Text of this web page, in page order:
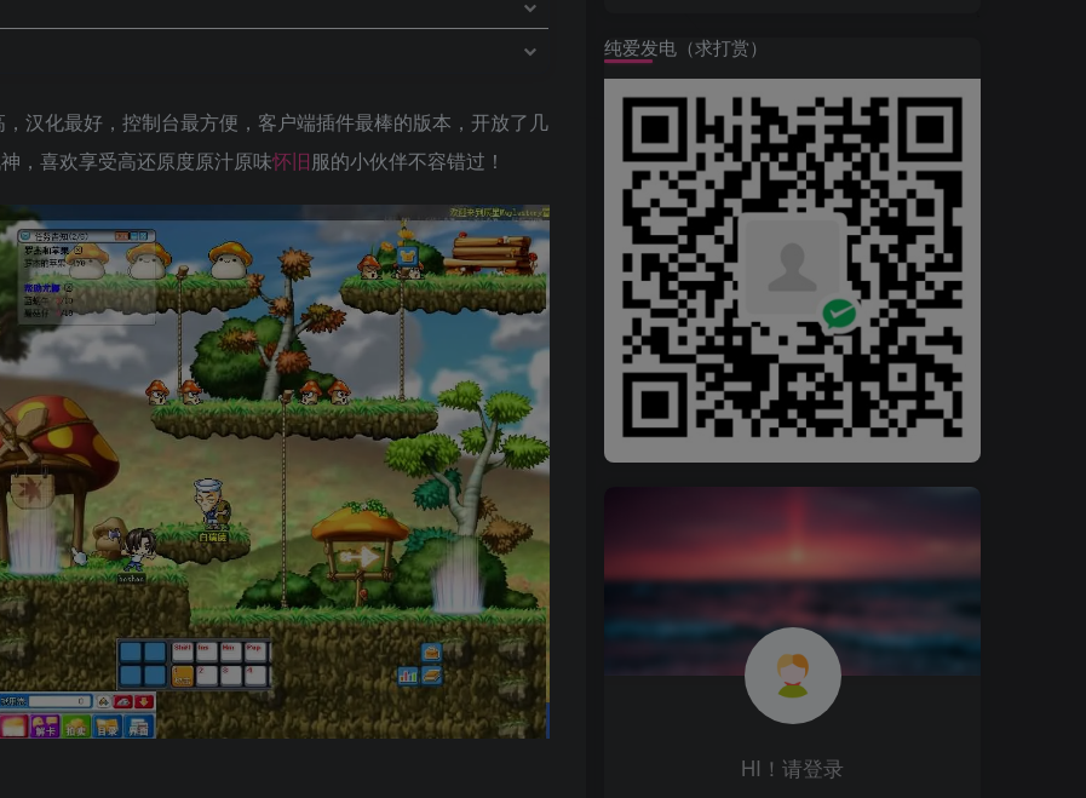
汉化最好，控制台最方便，客户端插件最棒的版本，开放了几
，喜欢享受高还原度原汁原味怀旧服的小伙伴不容错过！
纯爱发电（求打赏）
HI！请登录